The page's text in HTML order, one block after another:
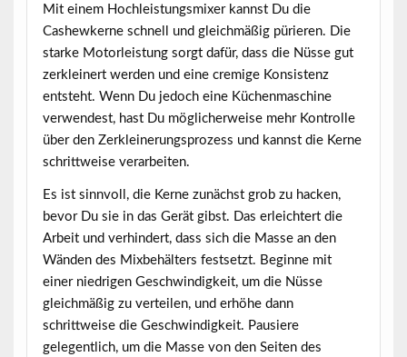
Mit einem Hochleistungsmixer kannst Du die
Cashewkerne schnell und gleichmäßig pürieren. Die
starke Motorleistung sorgt dafür, dass die Nüsse gut
zerkleinert werden und eine cremige Konsistenz
entsteht. Wenn Du jedoch eine Küchenmaschine
verwendest, hast Du möglicherweise mehr Kontrolle
über den Zerkleinerungsprozess und kannst die Kerne
schrittweise verarbeiten.
Es ist sinnvoll, die Kerne zunächst grob zu hacken,
bevor Du sie in das Gerät gibst. Das erleichtert die
Arbeit und verhindert, dass sich die Masse an den
Wänden des Mixbehälters festsetzt. Beginne mit
einer niedrigen Geschwindigkeit, um die Nüsse
gleichmäßig zu verteilen, und erhöhe dann
schrittweise die Geschwindigkeit. Pausiere
gelegentlich, um die Masse von den Seiten des